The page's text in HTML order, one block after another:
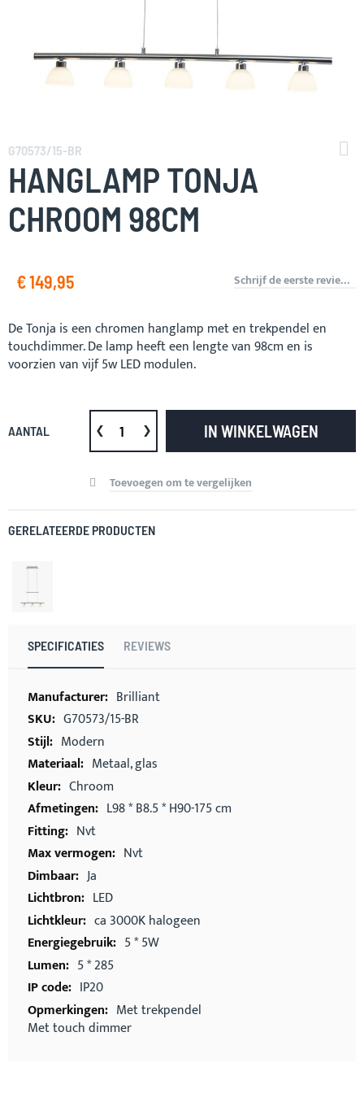
naar
het
begin
van
de
afbeeldingen-
G70573/15-BR
HANGLAMP TONJA
CHROOM 98CM
€ 149,95 Schrijf de eerste review over dit product
De Tonja is een chromen hanglamp met en trekpendel en
touchdimmer. De lamp heeft een lengte van 98cm en is
voorzien van vijf 5w LED modulen.
AANTAL IN WINKELWAGEN
Toevoegen om te vergelijken
GERELATEERDE PRODUCTEN
SPECIFICATIES REVIEWS
Meer
informatie
Brilliant
G70573/15-BR
Modern
Metaal, glas
Chroom
L98 * B8.5 * H90-175 cm
Nvt
Nvt
Ja
LED
ca 3000K halogeen
5 * 5W
5 * 285
IP20
Met trekpendel
Met touch dimmer